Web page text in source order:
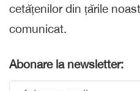
cetățenilor din țările
comunicat.
Abonare la newsletter: